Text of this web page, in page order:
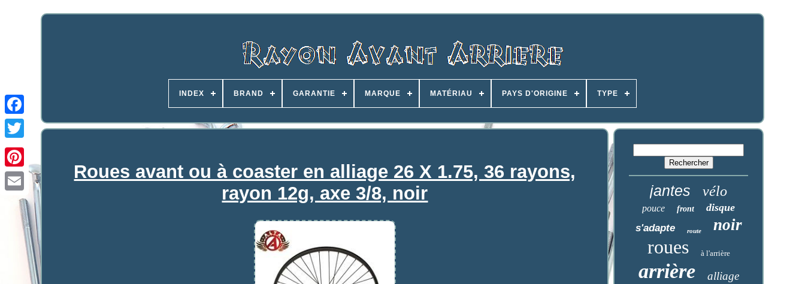
INDEX BRAND GARANTIE MARQUE MATÉRIAU PAYS D'ORIGINE TYPE
Roues avant ou à coaster en alliage 26 X 1.75, 36 rayons,
rayon 12g, axe 3/8, noir
jantes vélo
pouce front disque
s'adapte route noir
roues à l'arrière
arrière alliage